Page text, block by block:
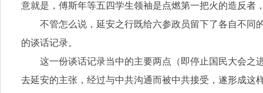
意就是，傅斯年等五四学生领袖是点燃第一把火的造反
不管怎么说，延安之行既给六参政员留下了各自不同
的谈话记录。
这一份谈话记录当中的主要两点（即停止国民大会之
去延安的主张，经过与中共沟通而被中共接受，遂形成